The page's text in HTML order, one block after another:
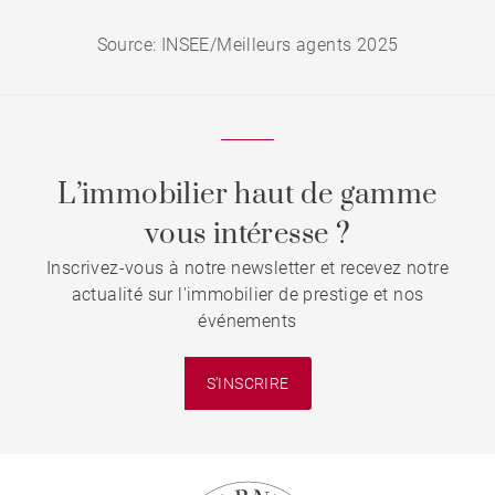
Source: INSEE/Meilleurs agents 2025
L’immobilier haut de gamme
vous intéresse ?
Inscrivez-vous à notre newsletter et recevez notre
actualité sur l'immobilier de prestige et nos
événements
S'INSCRIRE